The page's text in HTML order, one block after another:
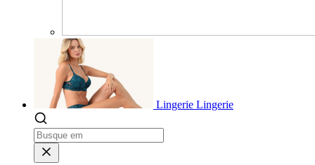
Lingerie Lingerie